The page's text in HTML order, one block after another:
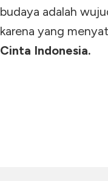
budaya adalah
karena yang
Cinta Indonesia.